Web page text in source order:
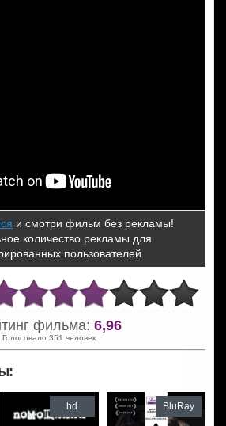
и смотри фильм без рекламы!
количество рекламы для
пользователей.
фильма: 6,96
Голосовало 351 человек
hd BluRay